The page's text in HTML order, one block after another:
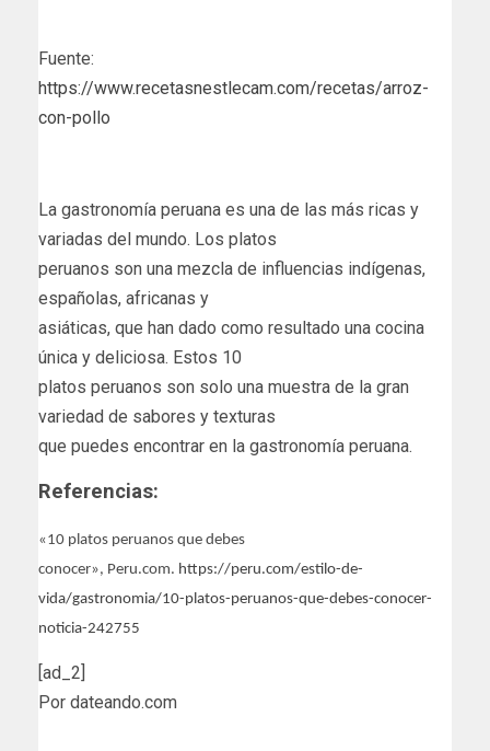
Fuente:
https://www.recetasnestlecam.com/recetas/arroz-
con-pollo
La gastronomía peruana es una de las más ricas y
variadas del mundo. Los platos
peruanos son una mezcla de influencias indígenas,
españolas, africanas y
asiáticas, que han dado como resultado una cocina
única y deliciosa. Estos 10
platos peruanos son solo una muestra de la gran
variedad de sabores y texturas
que puedes encontrar en la gastronomía peruana.
Referencias:
«10 platos peruanos que debes
conocer», Peru.com. https://peru.com/estilo-de-
vida/gastronomia/10-platos-peruanos-que-debes-conocer-
noticia-242755
[ad_2]
Por dateando.com